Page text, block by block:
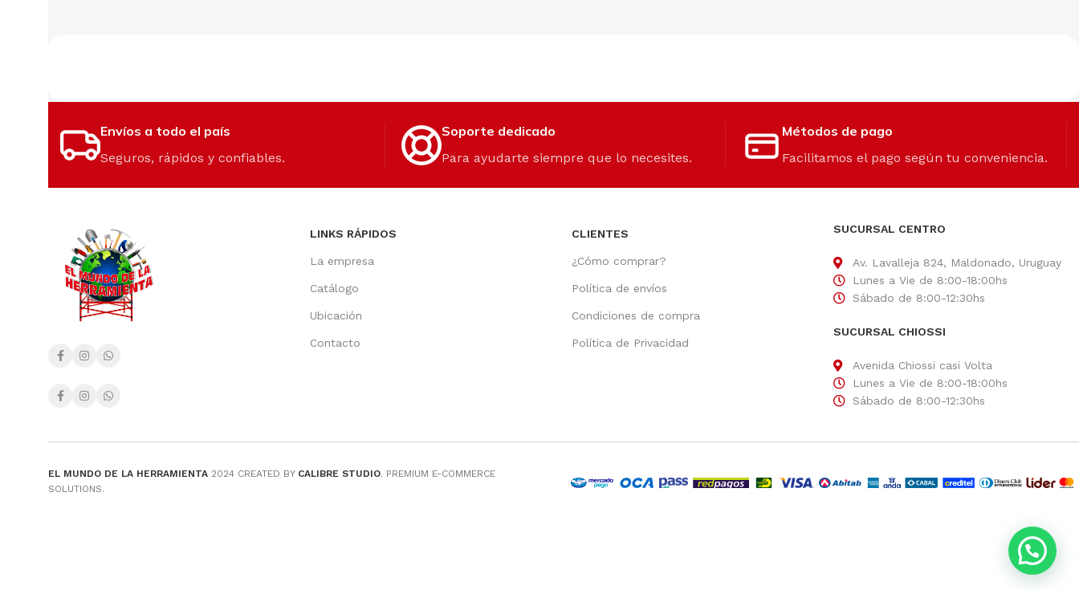
Envíos a todo el país
Seguros, rápidos y confiables.
Soporte dedicado
Para ayudarte siempre que lo necesites.
Métodos de pago
Facilitamos el pago según tu conveniencia.
LINKS RÁPIDOS
La empresa
Catálogo
Ubicación
Contacto
CLIENTES
¿Cómo comprar?
Política de envíos
Condiciones de compra
Política de Privacidad
SUCURSAL CENTRO
Av. Lavalleja 824, Maldonado, Uruguay
Lunes a Vie de 8:00-18:00hs
Sábado de 8:00-12:30hs
SUCURSAL CHIOSSI
Avenida Chiossi casi Volta
Lunes a Vie de 8:00-18:00hs
Sábado de 8:00-12:30hs
EL MUNDO DE LA HERRAMIENTA 2024 CREATED BY CALIBRE STUDIO. PREMIUM E-COMMERCE
SOLUTIONS.